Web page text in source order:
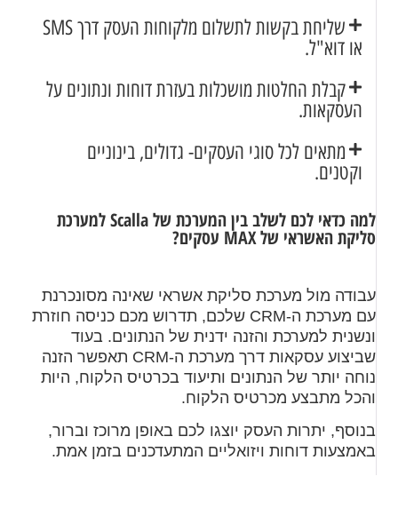
שליחת בקשות לתשלום מלקוחות העסק דרך SMS
או דוא"ל.
קבלת החלטות מושכלות בעזרת דוחות ונתונים על
העסקאות.
מתאים לכל סוגי העסקים- גדולים, בינוניים
וקטנים.
למה כדאי לכם לשלב בין המערכת של Scalla למערכת
סליקת האשראי של MAX עסקים?
עבודה מול מערכת סליקת אשראי שאינה מסונכרנת
עם מערכת ה-CRM שלכם, תדרוש מכם כניסה חוזרת
ונשנית למערכת והזנה ידנית של הנתונים. בעוד
שביצוע עסקאות דרך מערכת ה-CRM תאפשר הזנה
נוחה יותר של הנתונים ותיעוד בכרטיס הלקוח, היות
והכל מתבצע מכרטיס הלקוח.
בנוסף, יתרות העסק יוצגו לכם באופן מרוכז וברור,
באמצעות דוחות ויזואליים המתעדכנים בזמן אמת.